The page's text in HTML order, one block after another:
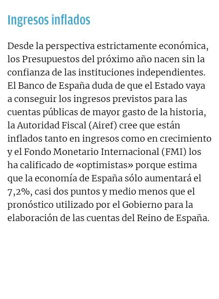
Ingresos inflados
Desde la perspectiva estrictamente económica,
los Presupuestos del próximo año nacen sin la
confianza de las instituciones independientes.
El Banco de España duda de que el Estado vaya
a conseguir los ingresos previstos para las
cuentas públicas de mayor gasto de la historia,
la Autoridad Fiscal (Airef) cree que están
inflados tanto en ingresos como en crecimiento
y el Fondo Monetario Internacional (FMI) los
ha calificado de «optimistas» porque estima
que la economía de España sólo aumentará el
7,2%, casi dos puntos y medio menos que el
pronóstico utilizado por el Gobierno para la
elaboración de las cuentas del Reino de España.